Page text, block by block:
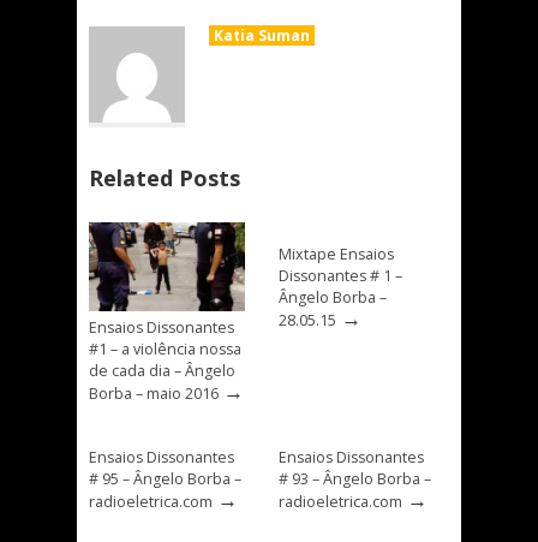
Katia Suman
Related Posts
Ensaios Dissonantes
#1 – a violência nossa
de cada dia – Ângelo
Borba – maio 2016 →
Mixtape Ensaios
Dissonantes # 1 –
Ângelo Borba –
28.05.15 →
Ensaios Dissonantes
# 95 – Ângelo Borba –
radioeletrica.com →
Ensaios Dissonantes
# 93 – Ângelo Borba –
radioeletrica.com →